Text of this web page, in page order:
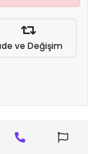
ve Değişim